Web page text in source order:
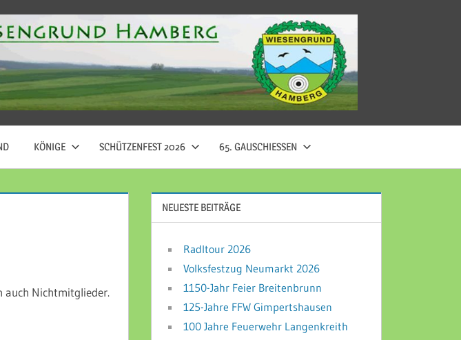
KÖNIGE SCHÜTZENFEST 2026 65. GAUSCHIESSEN
auch Nichtmitglieder.
NEUESTE BEITRÄGE
Radltour 2026
Volksfestzug Neumarkt 2026
1150-Jahr Feier Breitenbrunn
125-Jahre FFW Gimpertshausen
100 Jahre Feuerwehr Langenkreith